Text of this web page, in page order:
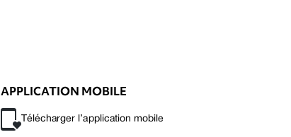
APPLICATION MOBILE
Télécharger l’application mobile